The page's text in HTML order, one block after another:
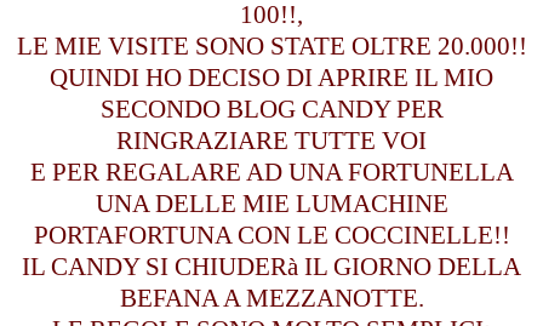
100!!,
LE MIE VISITE SONO STATE OLTRE 20.000!!
QUINDI HO DECISO DI APRIRE IL MIO
SECONDO BLOG CANDY PER
RINGRAZIARE TUTTE VOI
E PER REGALARE AD UNA FORTUNELLA
UNA DELLE MIE LUMACHINE
PORTAFORTUNA CON LE COCCINELLE!!
IL CANDY SI CHIUDERà IL GIORNO DELLA
BEFANA A MEZZANOTTE.